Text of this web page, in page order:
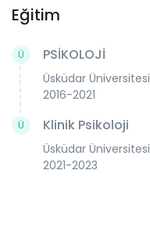
Eğitim
Ü PSİKOLOJİ
Üsküdar Üniversitesi
2016-2021
Ü Klinik Psikoloji
Üsküdar Üniversitesi
2021-2023